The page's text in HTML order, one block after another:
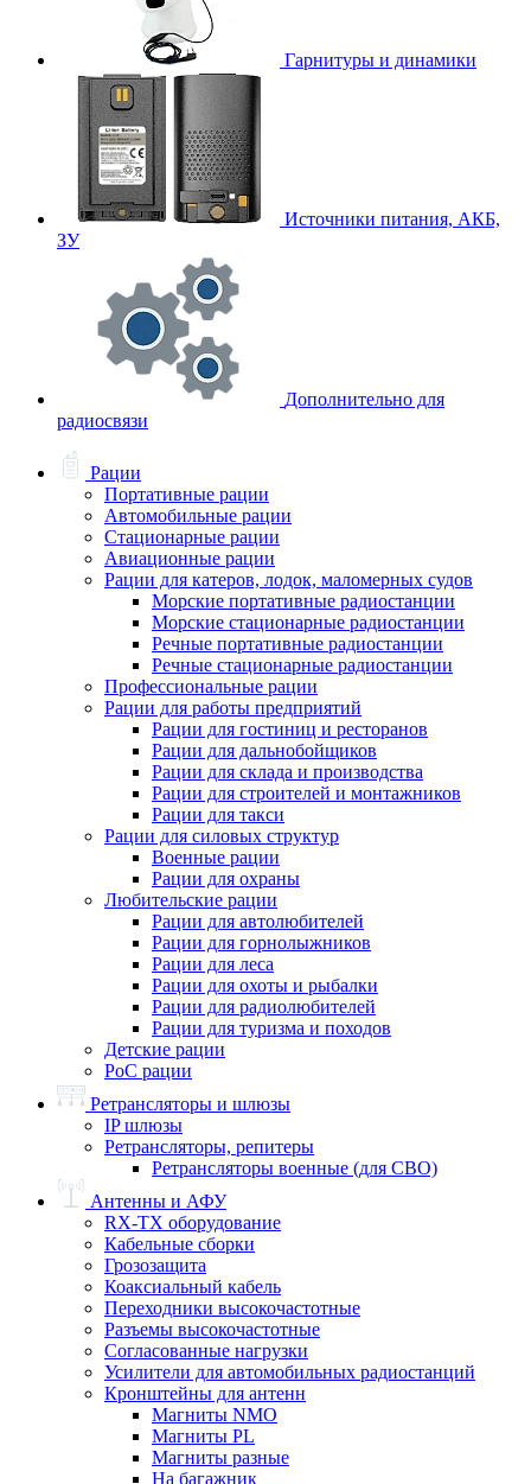
Гарнитуры и динамики
Источники питания, АКБ,
ЗУ
Дополнительно для
радиосвязи
Рации
Портативные рации
Автомобильные рации
Стационарные рации
Авиационные рации
Рации для катеров, лодок, маломерных судов
Морские портативные радиостанции
Морские стационарные радиостанции
Речные портативные радиостанции
Речные стационарные радиостанции
Профессиональные рации
Рации для работы предприятий
Рации для гостиниц и ресторанов
Рации для дальнобойщиков
Рации для склада и производства
Рации для строителей и монтажников
Рации для такси
Рации для силовых структур
Военные рации
Рации для охраны
Любительские рации
Рации для автолюбителей
Рации для горнолыжников
Рации для леса
Рации для охоты и рыбалки
Рации для радиолюбителей
Рации для туризма и походов
Детские рации
PoC рации
Ретрансляторы и шлюзы
IP шлюзы
Ретрансляторы, репитеры
Ретрансляторы военные (для СВО)
Антенны и АФУ
RX-TX оборудование
Кабельные сборки
Грозозащита
Коаксиальный кабель
Переходники высокочастотные
Разъемы высокочастотные
Согласованные нагрузки
Усилители для автомобильных радиостанций
Кронштейны для антенн
Магниты NMO
Магниты PL
Магниты разные
На багажник